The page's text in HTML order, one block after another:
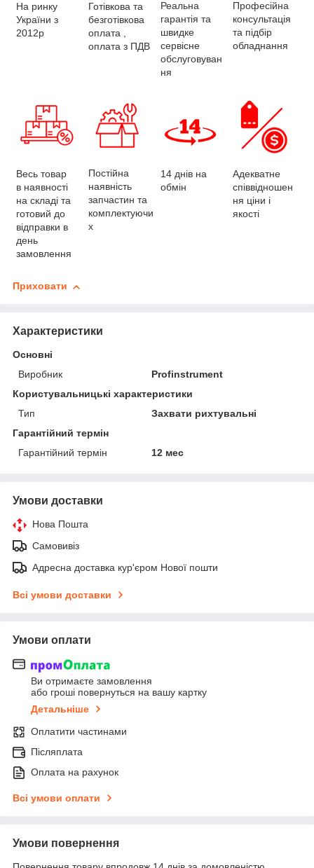
На ринку
України з
2012р
Готівкова та
безготівкова
оплата ,
оплата з ПДВ
Реальна
гарантія та
швидке
сервісне
обслуговуван
ня
Професійна
консультація
та підбір
обладнання
Весь товар
в наявності
на складі та
готовий до
відправки в
день
замовлення
Постійна
наявність
запчастин та
комплектуючи
х
14 днів на
обмін
Адекватне
співвідношен
ня ціни і
якості
Приховати
Характеристики
Основні
Виробник
Profinstrument
Користувальницькі характеристики
Тип
Захвати рихтувальні
Гарантійний термін
Гарантійний термін
12 мес
Умови доставки
Нова Пошта
Самовивіз
Адресна доставка кур'єром Нової пошти
Всі умови доставки
Умови оплати
Ви отримаєте замовлення
або гроші повернуться на вашу картку
Детальніше
Оплатити частинами
Післяплата
Оплата на рахунок
Всі умови оплати
Умови повернення